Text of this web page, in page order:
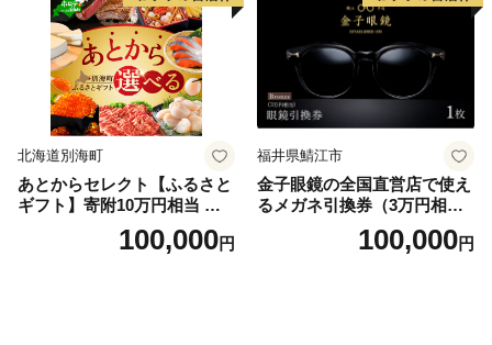
北海道別海町
あとからセレクト【ふるさと
ギフト】寄附10万円相当 あ
とから選べる！ ギフト いく
ら ほたて 海鮮 牛肉 別海町
100,000円
福井県鯖江市
金子眼鏡の全国直営店で使え
るメガネ引換券（3万円相
100,000円